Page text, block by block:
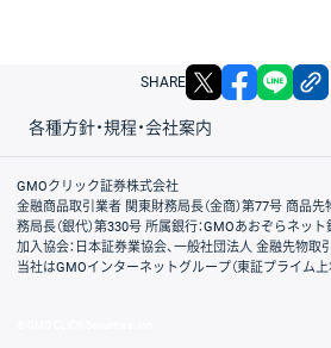
SHARE X
各種方針・規程・会社案内
取引規程・約款
サイトマップ
その他のご案内
個人情報保護方針
最良執行方針
サイトのご利用について
ディスクレイマー
信託保全
リスク説明
会社案内
GMOクリック証券株式会社
金融商品取引業者 関東財務局長（金商）第77号 商品
務局長（銀代）第330号 所属銀行：GMOあおぞらネッ
加入協会：日本証券業協会、一般社団法人 金融先物取
当社はGMOインターネットグループ（東証プライム上